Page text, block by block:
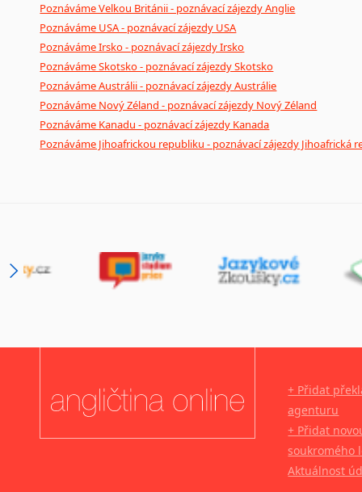
Poznáváme Velkou Británii - poznávací zájezdy Anglie
Poznáváme USA - poznávací zájezdy USA
Poznáváme Irsko - poznávací zájezdy Irsko
Poznáváme Skotsko - poznávací zájezdy Skotsko
Poznáváme Austrálii - poznávací zájezdy Austrálie
Poznáváme Nový Zéland - poznávací zájezdy Nový Zéland
Poznáváme Kanadu - poznávací zájezdy Kanada
Poznáváme Jihoafrickou republiku - poznávací zájezdy Jihoafrická
+ Přidat
agenturu
+ Přidat
soukromého
Aktuálnost